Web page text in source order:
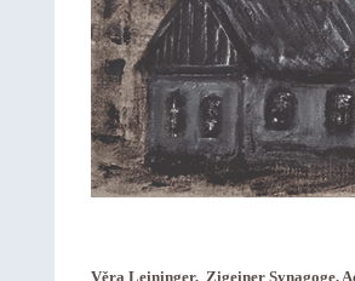
Věra Leininger, Zigeiner Synagoge,